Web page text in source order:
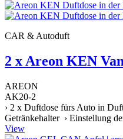
CAR & Autoduft
2 x Areon KEN
AREON
AK20-2
› 2 x Duftdose fürs Auto in
Getränkehalter › Einstellung
View